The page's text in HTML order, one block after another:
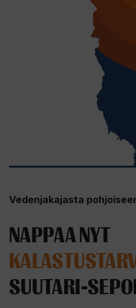
Vedenjakajasta
NAPPAA NYT
SUUTARI-